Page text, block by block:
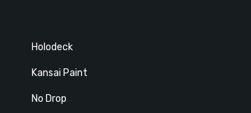
Holodeck
Kansai Paint
No Drop